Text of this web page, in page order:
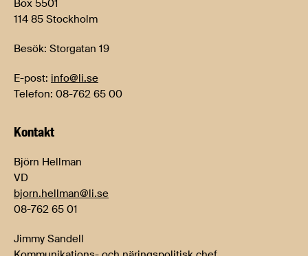
Box 5501
114 85 Stockholm
Besök: Storgatan 19
E-post: info@li.se
Telefon: 08-762 65 00
Kontakt
Björn Hellman
VD
bjorn.hellman@li.se
08-762 65 01
Jimmy Sandell